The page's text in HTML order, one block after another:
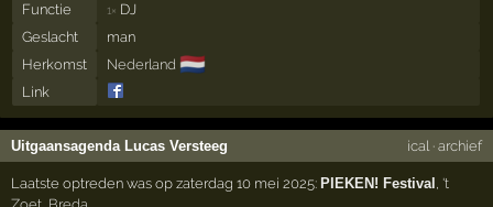
Functie 1× DJ
Geslacht
man
Herkomst
Nederland 🇳🇱
Link
Uitgaansagenda Lucas Versteeg ical · archief
Laatste optreden was op zaterdag 10 mei 2025: PIEKEN! Festival
't